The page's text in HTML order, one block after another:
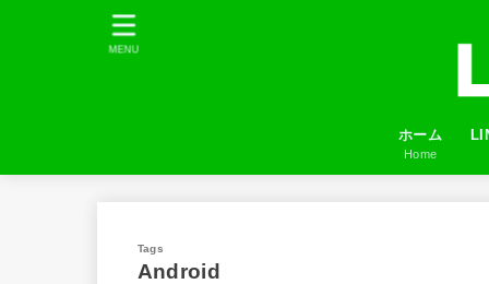
ホーム
Home
MENU
Android